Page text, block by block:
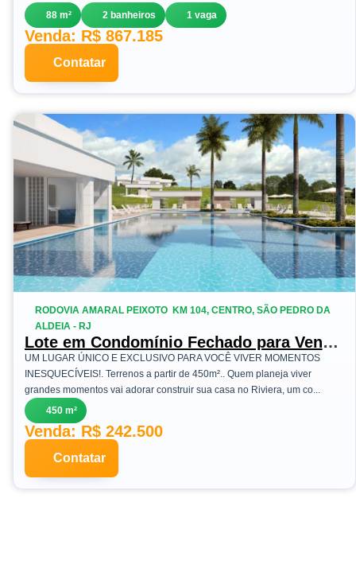
88 m² 2 banheiros 1 vaga
Venda: R$ 867.185
Contatar
RODOVIA AMARAL PEIXOTO  KM 104, CENTRO, SÃO PEDRO DA
ALDEIA - RJ
Lote em Condomínio Fechado para Venda
em São Pedro da Aldeia, Centro
UM LUGAR ÚNICO E EXCLUSIVO PARA VOCÊ VIVER MOMENTOS
INESQUECÍVEIS!. Terrenos a partir de 450m².. Quem planeja viver
grandes momentos vai adorar construir sua casa no Riviera, um co...
450 m²
Venda: R$ 242.500
Contatar